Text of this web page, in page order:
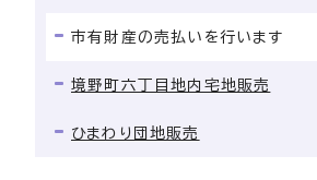
市有財産の売払いを行います
境野町六丁目地内宅地販売
ひまわり団地販売